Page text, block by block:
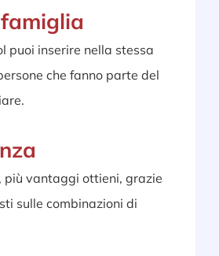
puoi inserire nella stessa
che fanno parte del
più vantaggi ottieni, grazie
sulle combinazioni di